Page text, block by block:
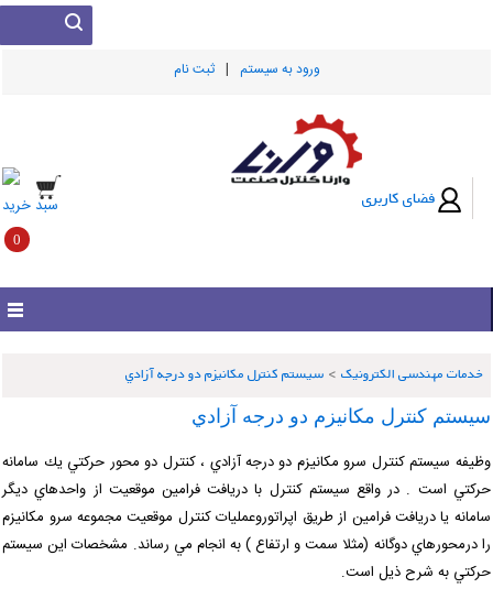
ورود به سيستم| ثبت نام
فضای کاربری سبد خرید
0
خدمات مهندسی الکترونیک> سيستم كنترل مكانيزم دو درجه آزادي
سيستم كنترل مكانيزم دو درجه آزادي
وظيفه سيستم كنترل سرو مكانيزم دو درجه آزادي ، كنترل دو محور حركتي يك سامانه
حركتي است . در واقع سيستم كنترل با دريافت فرامين موقعيت از واحدهاي ديگر
سامانه يا دريافت فرامين از طريق اپراتوروعمليات كنترل موقعيت مجموعه سرو مكانيزم
را درمحورهاي دوگانه (مثلا سمت و ارتفاع ) به انجام مي رساند. مشخصات اين سيستم
حركتي به شرح ذيل است.